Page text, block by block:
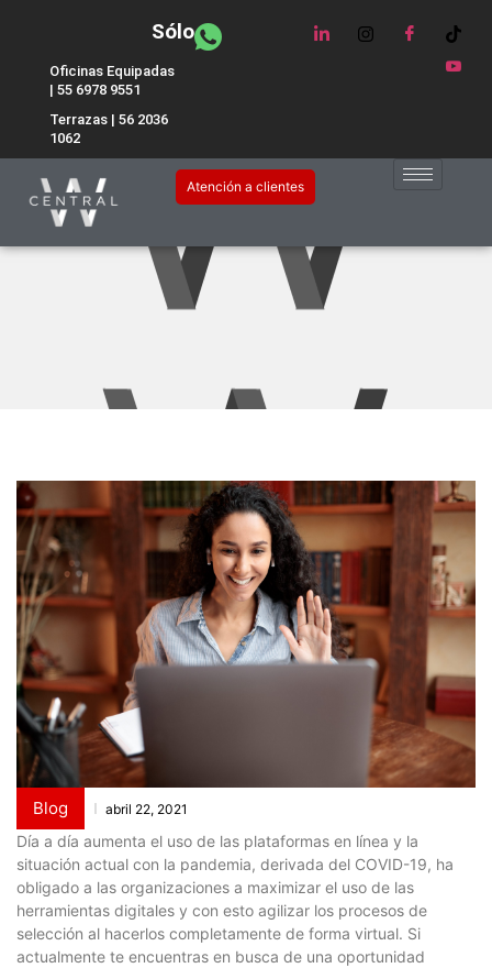
Sólo
Oficinas Equipadas
| 55 6978 9551
Terrazas | 56 2036
1062
Atención a clientes
Consejos para superar una
entrevista de trabajo
Blog abril 22, 2021
Día a día aumenta el uso de las plataformas en línea y la
situación actual con la pandemia, derivada del COVID-19, ha
obligado a las organizaciones a maximizar el uso de las
herramientas digitales y con esto agilizar los procesos de
selección al hacerlos completamente de forma virtual. Si
actualmente te encuentras en busca de una oportunidad